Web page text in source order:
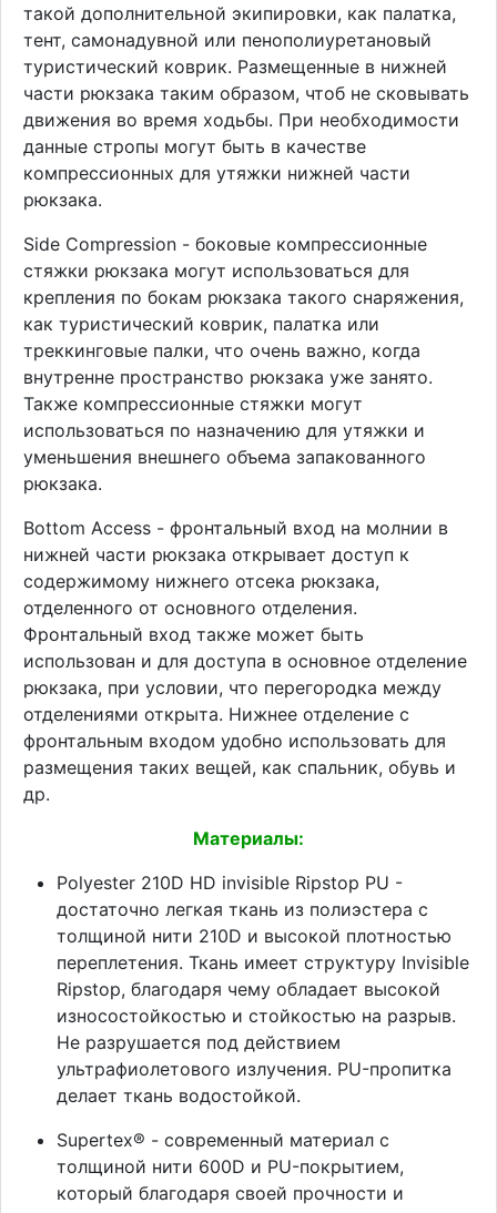
такой дополнительной экипировки, как палатка,
тент, самонадувной или пенополиуретановый
туристический коврик. Размещенные в нижней
части рюкзака таким образом, чтоб не сковывать
движения во время ходьбы. При необходимости
данные стропы могут быть в качестве
компрессионных для утяжки нижней части
рюкзака.
Side Compression - боковые компрессионные
стяжки рюкзака могут использоваться для
крепления по бокам рюкзака такого снаряжения,
как туристический коврик, палатка или
треккинговые палки, что очень важно, когда
внутренне пространство рюкзака уже занято.
Также компрессионные стяжки могут
использоваться по назначению для утяжки и
уменьшения внешнего объема запакованного
рюкзака.
Bottom Access - фронтальный вход на молнии в
нижней части рюкзака открывает доступ к
содержимому нижнего отсека рюкзака,
отделенного от основного отделения.
Фронтальный вход также может быть
использован и для доступа в основное отделение
рюкзака, при условии, что перегородка между
отделениями открыта. Нижнее отделение с
фронтальным входом удобно использовать для
размещения таких вещей, как спальник, обувь и
др.
Материалы:
Polyester 210D HD invisible Ripstop PU -
достаточно легкая ткань из полиэстера с
толщиной нити 210D и высокой плотностью
переплетения. Ткань имеет структуру Invisible
Ripstop, благодаря чему обладает высокой
износостойкостью и стойкостью на разрыв.
Не разрушается под действием
ультрафиолетового излучения. PU-пропитка
делает ткань водостойкой.
Supertex® - современный материал с
толщиной нити 600D и PU-покрытием,
который благодаря своей прочности и